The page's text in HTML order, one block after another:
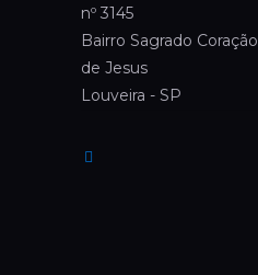
nº 3145
Bairro Sagrado Coração
de Jesus
Louveira - SP